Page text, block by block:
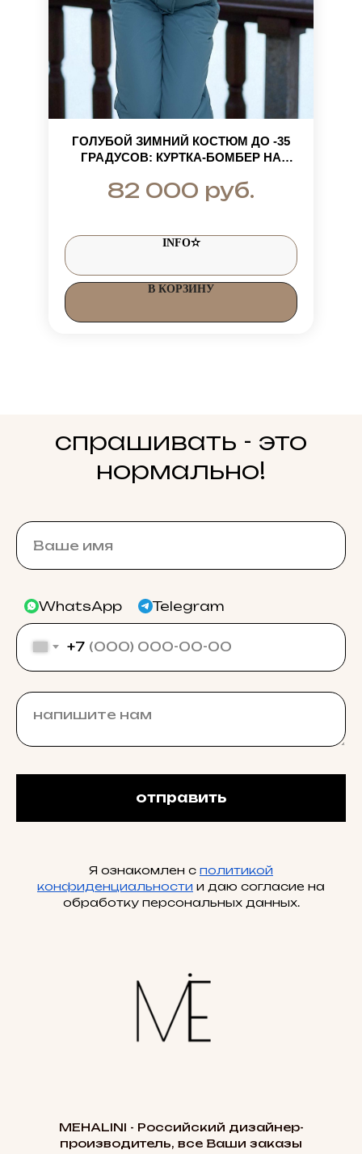
ГОЛУБОЙ ЗИМНИЙ КОСТЮМ ДО -35
ГРАДУСОВ: КУРТКА-БОМБЕР НА
СТЕГАНЫЕ ШТАНЫ
82 000 руб.
INFO✫
В КОРЗИНУ
спрашивать - это
нормально!
WhatsApp Telegram
+7
отправить
Я ознакомлен с политикой
конфиденциальности и даю согласие на
обработку персональных данных.
MEHALINI - Российский дизайнер-
производитель, все Ваши заказы